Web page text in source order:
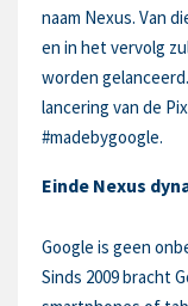
naam Nexus. Van
en in het vervolg
worden
lancering van de
#madebygoogle.
Einde Nexus
Google is geen
Sinds 2009 bracht